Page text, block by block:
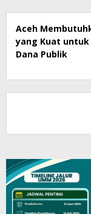
Aceh
yang Kuat
Dana Publik